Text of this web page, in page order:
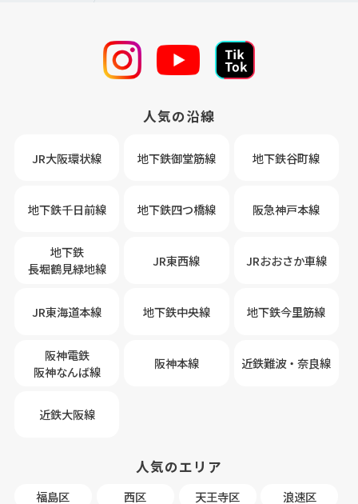
人気の沿線
JR大阪環状線 地下鉄御堂筋線 地下鉄谷町線
地下鉄千日前線 地下鉄四つ橋線 阪急神戸本線
地下鉄
長堀鶴見緑地線
JR東西線 JRおおさか車線
JR東海道本線 地下鉄中央線 地下鉄今里筋線
阪神電鉄
阪神なんば線
阪神本線 近鉄難波・奈良線
近鉄大阪線
人気のエリア
福島区 西区 天王寺区
浪速区